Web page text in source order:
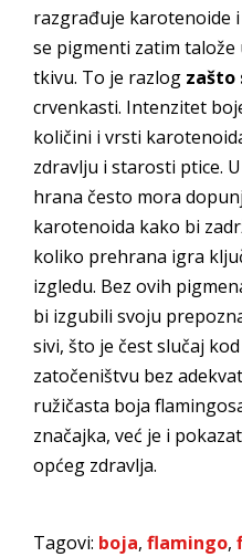
razgrađuje karotenoide
se pigmenti zatim
tkivu. To je razlog zašto
crvenkasti. Intenzitet
količini i vrsti
zdravlju i starosti ptice.
hrana često mora
karotenoida kako bi
koliko prehrana igra
izgledu. Bez ovih
bi izgubili svoju
sivi, što je čest slučaj
zatočeništvu bez
ružičasta boja
značajka, već je i
općeg zdravlja.
Tagovi: boja, flamingo,